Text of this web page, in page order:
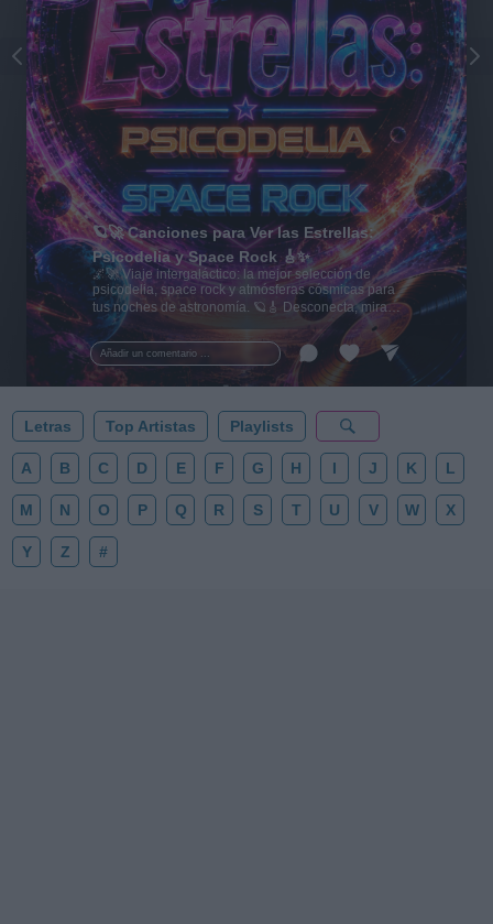
Añadir un comentario ...
🪐🚀 Canciones para Ver las Estrellas:
Psicodelia y Space Rock 🎸✨
🌌🚀 Viaje intergaláctico: la mejor selección de
psicodelia, space rock y atmósferas cósmicas para
tus noches de astronomía. 🪐🎸 Desconecta, mira
al firmamento y siente la gravedad cero. 💾 ¡Guarda
esta colección para tu próxima noche estrellada!
✨⭐
Letras Top Artistas Playlists
A B C D E F G H I J K L
M N O P Q R S T U V W X
Y Z #